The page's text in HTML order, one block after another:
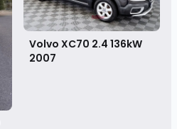
Volvo XC70 2.4 136kW
2007